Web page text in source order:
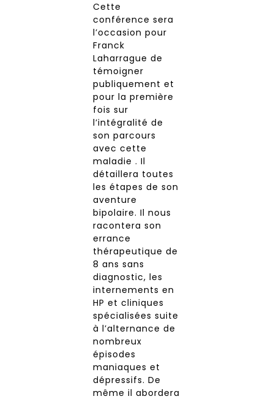
Cette
conférence sera
l’occasion pour
Franck
Laharrague de
témoigner
publiquement et
pour la première
fois sur
l’intégralité de
son parcours
avec cette
maladie . Il
détaillera toutes
les étapes de son
aventure
bipolaire. Il nous
racontera son
errance
thérapeutique de
8 ans sans
diagnostic, les
internements en
HP et cliniques
spécialisées suite
à l’alternance de
nombreux
épisodes
maniaques et
dépressifs. De
même il abordera